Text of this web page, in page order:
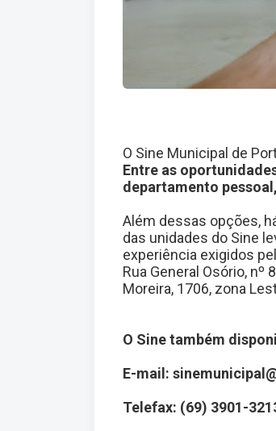
O Sine Municipal de
Entre as
departamento
Além dessas opções,
das unidades do Sine
experiência exigidos
Rua General Osório, nº
Moreira, 1706, zona
O Sine também
E-mail:
Telefax: (69) 3901-